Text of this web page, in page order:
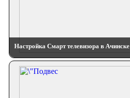
Настройка Смарт телевизора в Ачинске